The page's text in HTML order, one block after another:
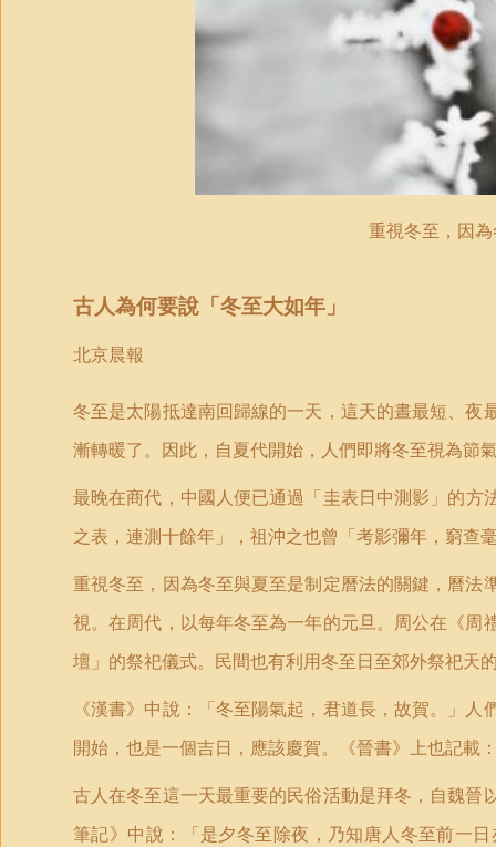
重視冬至，因
古人為何要說 「冬至大如年 」
北京晨報
冬至是太陽抵達南回歸線的一天，這天的晝最短、
漸轉暖了。因此，自夏代開始，人們即將冬至視為節
最晚在商代，中國人便已通過 「圭表日中測影 」 的方
之表，連測十餘年 」 ，祖沖之也曾 「考影彌年，窮查
重視冬至，因為冬至與夏至是制定曆法的關鍵，曆
視。在周代，以每年冬至為一年的元旦。周公在《周
壇 」 的祭祀儀式。民間也有利用冬至日至郊外祭祀天
《漢書》中說：「冬至陽氣起，君道長，故賀。」
開始，也是一個吉日，應該慶賀。《晉書》上也記載
古人在冬至這一天最重要的民俗活動是拜冬，自魏
筆記》中說：「是夕冬至除夜，乃知唐人冬至前一